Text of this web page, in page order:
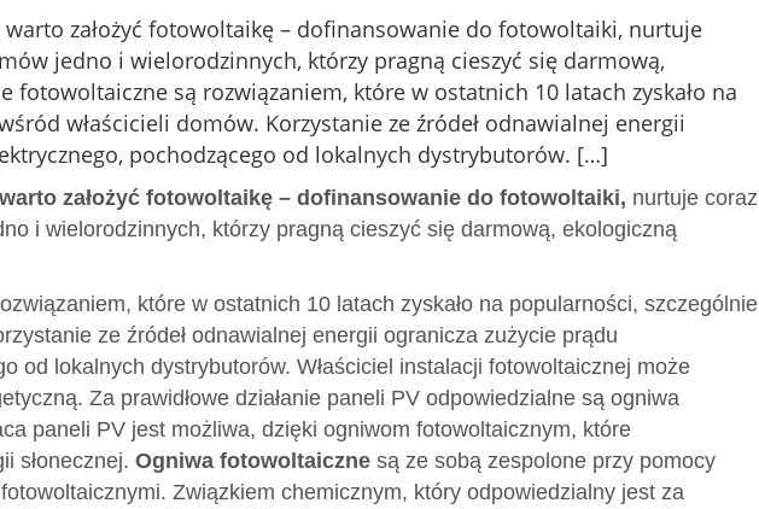
założyć fotowoltaikę – dofinansowanie do fotowoltaiki, nurtuje
jedno i wielorodzinnych, którzy pragną cieszyć się darmową,
fotowoltaiczne są rozwiązaniem, które w ostatnich 10 latach zyskało na
właścicieli domów. Korzystanie ze źródeł odnawialnej energii
pochodzącego od lokalnych dystrybutorów. […]
założyć fotowoltaikę – dofinansowanie do fotowoltaiki, nurtuje coraz
i wielorodzinnych, którzy pragną cieszyć się darmową, ekologiczną
które w ostatnich 10 latach zyskało na popularności, szczególnie
ze źródeł odnawialnej energii ogranicza zużycie prądu
od lokalnych dystrybutorów. Właściciel instalacji fotowoltaicznej może
Za prawidłowe działanie paneli PV odpowiedzialne są ogniwa
paneli PV jest możliwa, dzięki ogniwom fotowoltaicznym, które
słonecznej. Ogniwa fotowoltaiczne są ze sobą zespolone przy pomocy
Związkiem chemicznym, który odpowiedzialny jest za